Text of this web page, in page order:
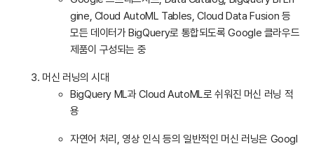
gine, Cloud AutoML Tables, Cloud Data Fusion 등
모든 데이터가 BigQuery로 통합되도록 Google 클라우드
제품이 구성되는 중
머신 러닝의 시대
BigQuery ML과 Cloud AutoML로 쉬워진 머신 러닝 적
용
자연어 처리, 영상 인식 등의 일반적인 머신 러닝은 Googl